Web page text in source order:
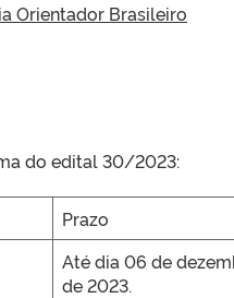
Orientador Brasileiro
do edital 30/2023:
Prazo
Até dia 06 de
de 2023.